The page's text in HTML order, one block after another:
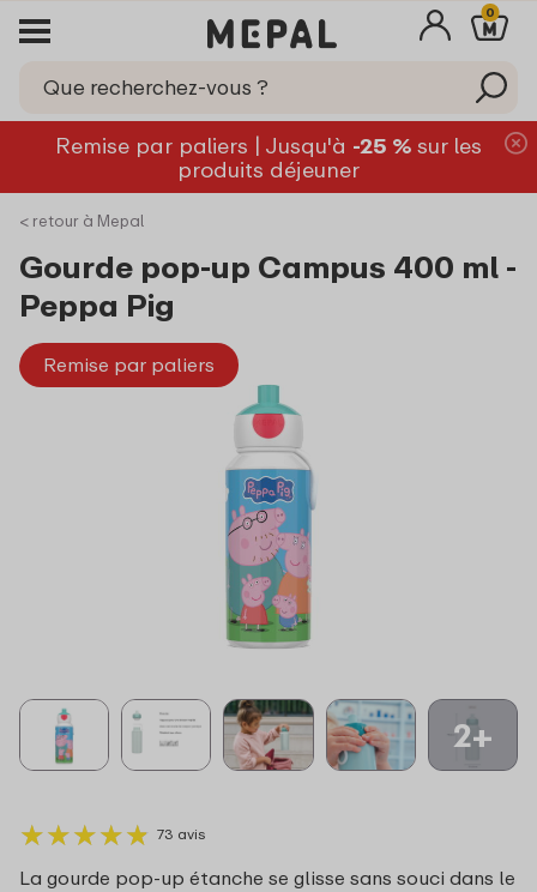
0
Remise par paliers | Jusqu'à -25 % sur les
produits déjeuner
< retour à Mepal
Gourde pop-up Campus 400 ml -
Peppa Pig
Remise par paliers
2+
★★★★★
★★★★★ 73 avis
La gourde pop-up étanche se glisse sans souci dans le